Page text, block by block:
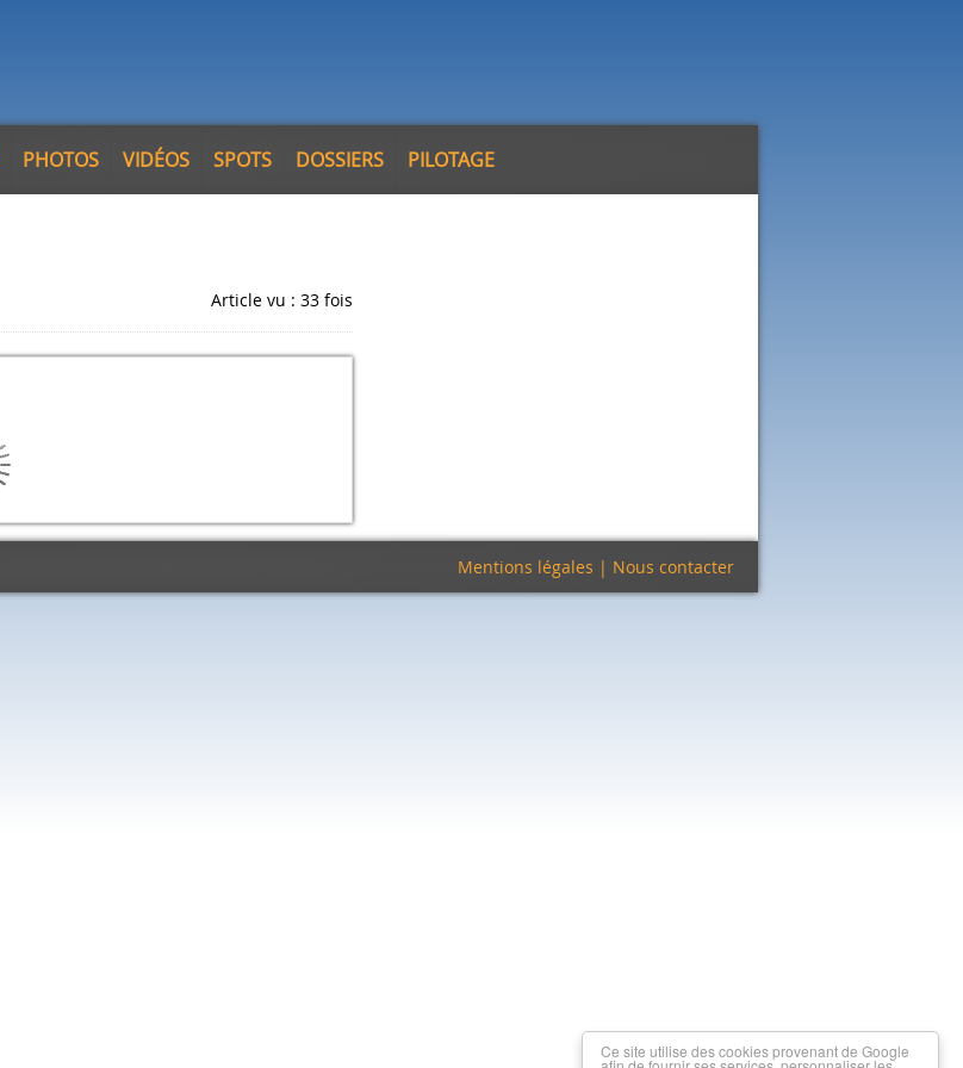
PHOTOS VIDÉOS SPOTS DOSSIERS PILOTAGE
Article vu : 33 fois
Mentions légales | Nous contacter
Ce site utilise des cookies provenant de Google